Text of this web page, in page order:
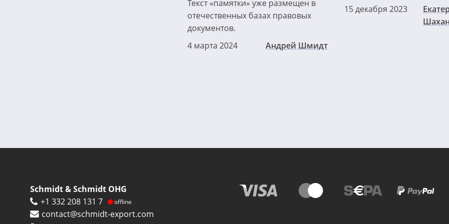
Текст «памятки» уже размещен в
отечественных базах правовых
документов.
4 марта 2024
Андрей Шмидт
15 декабря 2023
Schmidt & Schmidt OHG
+1 332 208 131 7
offline
contact@schmidt-export.com